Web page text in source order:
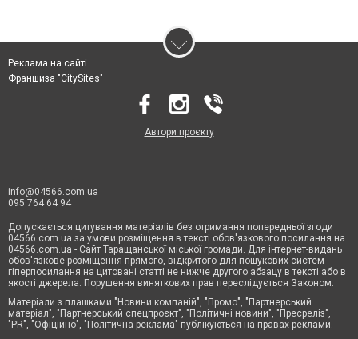
Реклама на сайті
Франшиза "CitySites"
Автори проєкту
info@04566.com.ua
095 764 64 94
Допускається цитування матеріалів без отримання попередньої згоди
04566.com.ua за умови розміщення в тексті обов'язкового посилання на
04566.com.ua - Cайт Таращанської міської громади. Для інтернет-видань
обов'язкове розміщення прямого, відкритого для пошукових систем
гіперпосилання на цитовані статті не нижче другого абзацу в тексті або в
якості джерела. Порушення виняткових прав переслідується Законом.
Матеріали з плашками "Новини компаній", "Промо", "Партнерський
матеріал", "Партнерський спецпроєкт", "Політичні новини", "Пресреліз",
"PR", "Офіційно", "Політична реклама" публікуються на правах реклами.